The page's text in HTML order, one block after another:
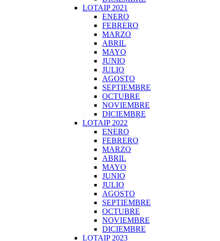
LOTAIP 2021
ENERO
FEBRERO
MARZO
ABRIL
MAYO
JUNIO
JULIO
AGOSTO
SEPTIEMBRE
OCTUBRE
NOVIEMBRE
DICIEMBRE
LOTAIP 2022
ENERO
FEBRERO
MARZO
ABRIL
MAYO
JUNIO
JULIO
AGOSTO
SEPTIEMBRE
OCTUBRE
NOVIEMBRE
DICIEMBRE
LOTAIP 2023